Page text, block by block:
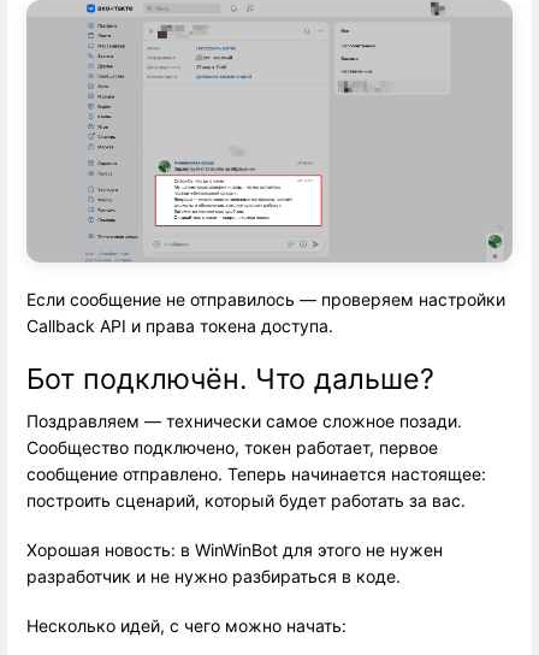
Если сообщение не отправилось — проверяем настройки
Callback API и права токена доступа.
Бот подключён. Что дальше?
Поздравляем — технически самое сложное позади.
Сообщество подключено, токен работает, первое
сообщение отправлено. Теперь начинается настоящее:
построить сценарий, который будет работать за вас.
Хорошая новость: в WinWinBot для этого не нужен
разработчик и не нужно разбираться в коде.
Несколько идей, с чего можно начать: